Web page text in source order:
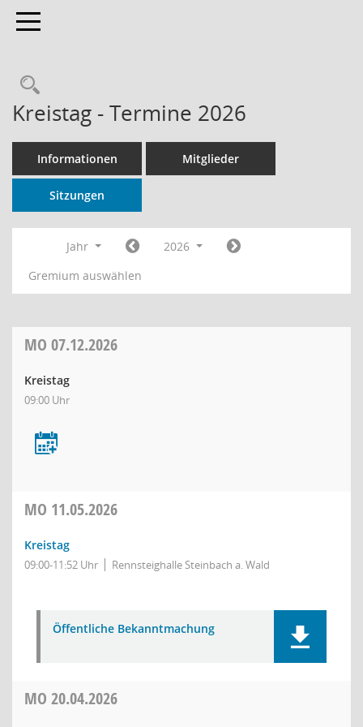
Toggle navigation
Rechercheauswahl
Kreistag - Termine 2026
Informationen Mitglieder
Sitzungen
Jahr
2026
Gremium auswählen
MO 07.12.2026
Kreistag
09:00 Uhr
MO 11.05.2026
Kreistag
09:00-11:52 Uhr Rennsteighalle Steinbach a. Wald
Öffentliche Bekanntmachung
MO 20.04.2026